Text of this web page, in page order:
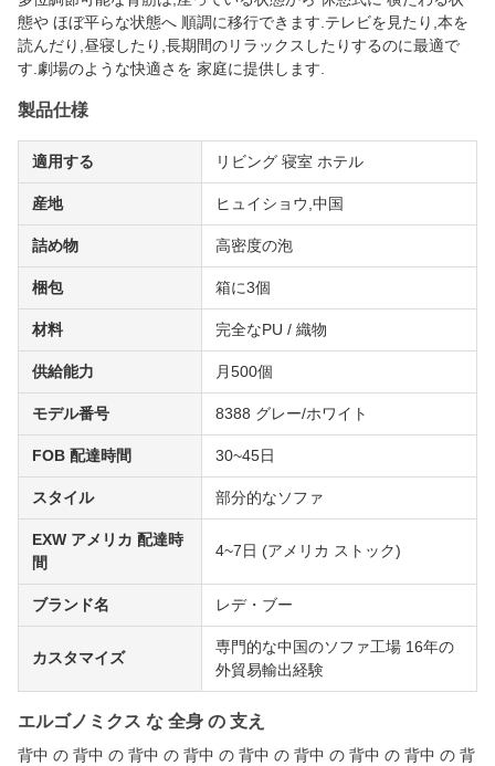
態や ほぼ平らな状態へ 順調に移行できます.テレビを見たり,本を
読んだり,昼寝したり,長期間のリラックスしたりするのに最適で
す.劇場のような快適さを 家庭に提供します.
製品仕様
適用する リビング 寝室 ホテル
産地 ヒュイショウ,中国
詰め物 高密度の泡
梱包 箱に3個
材料 完全なPU / 織物
供給能力 月500個
モデル番号 8388 グレー/ホワイト
FOB 配達時間 30~45日
スタイル 部分的なソファ
EXW アメリカ 配達時
間
4~7日 (アメリカ ストック)
ブランド名 レデ・ブー
カスタマイズ
専門的な中国のソファ工場 16年の
外貿易輸出経験
エルゴノミクス な 全身 の 支え
背中 の 背中 の 背中 の 背中 の 背中 の 背中 の 背中 の 背中 の 背